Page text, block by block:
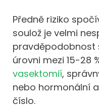
Předně riziko
soulož je velmi
pravděpodobnost
úrovni mezi 15-28
vasektomií,
nebo hormonální
číslo.